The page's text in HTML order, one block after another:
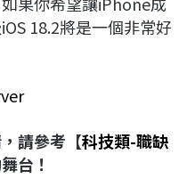
18.2將是一個非常好
請參考【科技類-職缺
台！